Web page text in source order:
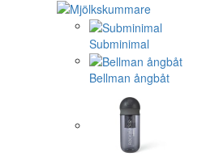
Subminimal
Bellman ångbåt